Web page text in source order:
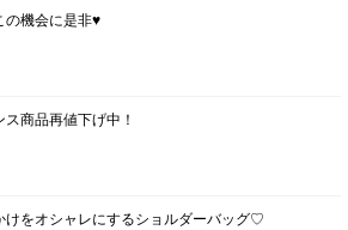
の機会に是非♥
ス商品再値下げ中！
けをオシャレにするショルダーバッグ♡